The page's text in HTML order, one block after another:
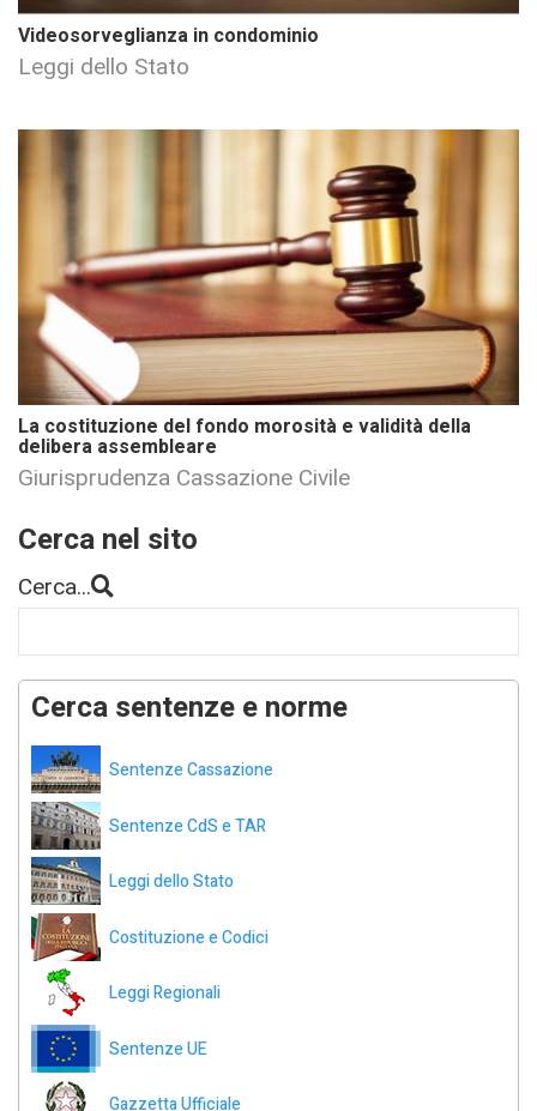
Videosorveglianza in condominio
Leggi dello Stato
La costituzione del fondo morosità e validità della
delibera assembleare
Giurisprudenza Cassazione Civile
Cerca nel sito
Cerca...
Cerca sentenze e norme
Sentenze Cassazione
Sentenze CdS e TAR
Leggi dello Stato
Costituzione e Codici
Leggi Regionali
Sentenze UE
Gazzetta Ufficiale